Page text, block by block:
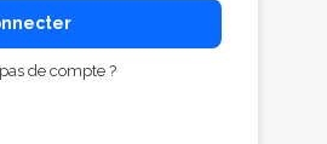
de compte ?